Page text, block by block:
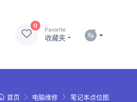
0
Favorite
收藏夹
首页 电脑维修 笔记本点位图